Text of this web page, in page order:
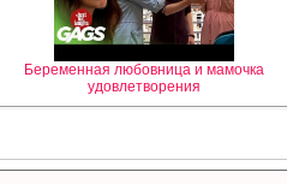
Беременная любовница и мамочка
удовлетворения